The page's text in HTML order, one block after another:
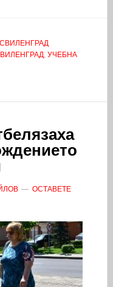
СВИЛЕНГРАД
, УЧЕБНА
ОСТАВЕТЕ